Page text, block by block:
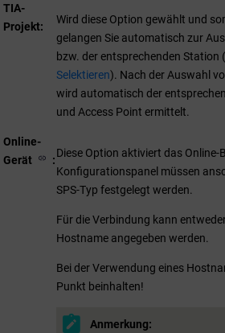
TIA-
Projekt
Wird diese Option gewählt und
gelangen Sie automatisch zur
bzw. der entsprechenden Station
Selektieren). Nach der Auswahl
wird automatisch der
und Access Point ermittelt.
Online-
Gerät
Diese Option aktiviert das Online-
Konfigurationspanel müssen
SPS-Typ festgelegt werden.
Für die Verbindung kann
Hostname angegeben werden.
Bei der Verwendung eines
Punkt beinhalten!
Anmerkung: